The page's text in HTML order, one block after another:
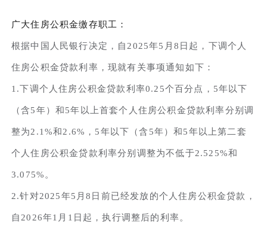
广大住房公积金缴存职工：
根据中国人民银行决定，自2025年5月8日起，下调个人
住房公积金贷款利率，现就有关事项通知如下：
1.下调个人住房公积金贷款利率0.25个百分点，5年以下
（含5年）和5年以上首套个人住房公积金贷款利率分别调
整为2.1%和2.6%，5年以下（含5年）和5年以上第二套
个人住房公积金贷款利率分别调整为不低于2.525%和
3.075%。
2.针对2025年5月8日前已经发放的个人住房公积金贷款，
自2026年1月1日起，执行调整后的利率。